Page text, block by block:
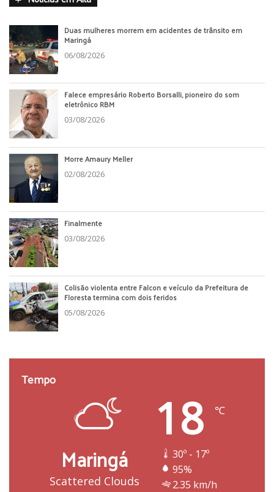
Duas mulheres morrem em acidentes de trânsito em
Maringá
06/08/2026
Falece empresário Roberto Borsalli, pioneiro do som
eletrônico RBM
03/08/2026
Morre Amaury Meller
02/08/2026
Finalmente
03/08/2026
Colisão violenta entre Falcon e veículo da Prefeitura de
Floresta termina com dois feridos
05/08/2026
Tempo
Maringá
Scattered Clouds
18 ℃
30º - 17º
95%
2.35 km/h